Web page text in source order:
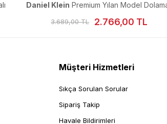
Daniel KleinPremium Yılan Model Dolamalı
Kadın Kol Saati 23 mm
3.689,00 TL 2.766,00 TL
Müşteri Hizmetleri
Sıkça Sorulan Sorular
Sipariş Takip
Havale Bildirimleri